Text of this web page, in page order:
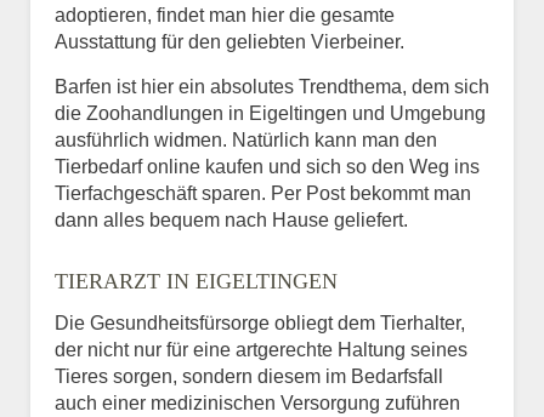
adoptieren, findet man hier die gesamte
Ausstattung für den geliebten Vierbeiner.
Barfen ist hier ein absolutes Trendthema, dem sich
die Zoohandlungen in Eigeltingen und Umgebung
ausführlich widmen. Natürlich kann man den
Tierbedarf online kaufen und sich so den Weg ins
Tierfachgeschäft sparen. Per Post bekommt man
dann alles bequem nach Hause geliefert.
TIERARZT IN EIGELTINGEN
Die Gesundheitsfürsorge obliegt dem Tierhalter,
der nicht nur für eine artgerechte Haltung seines
Tieres sorgen, sondern diesem im Bedarfsfall
auch einer medizinischen Versorgung zuführen